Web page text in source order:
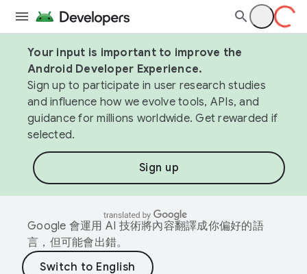
Your input is important to improve the
Android Developer Experience.
Sign up to participate in user research studies
and influence how we evolve tools, APIs, and
guidance for millions worldwide. Get rewarded if
selected.
Sign up
Google 會運用 AI 技術將內容翻譯成你偏好的語
言，但可能會出錯。